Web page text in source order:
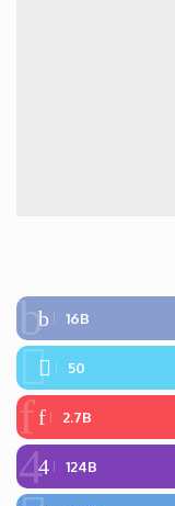
16B
50
2.7B
124B